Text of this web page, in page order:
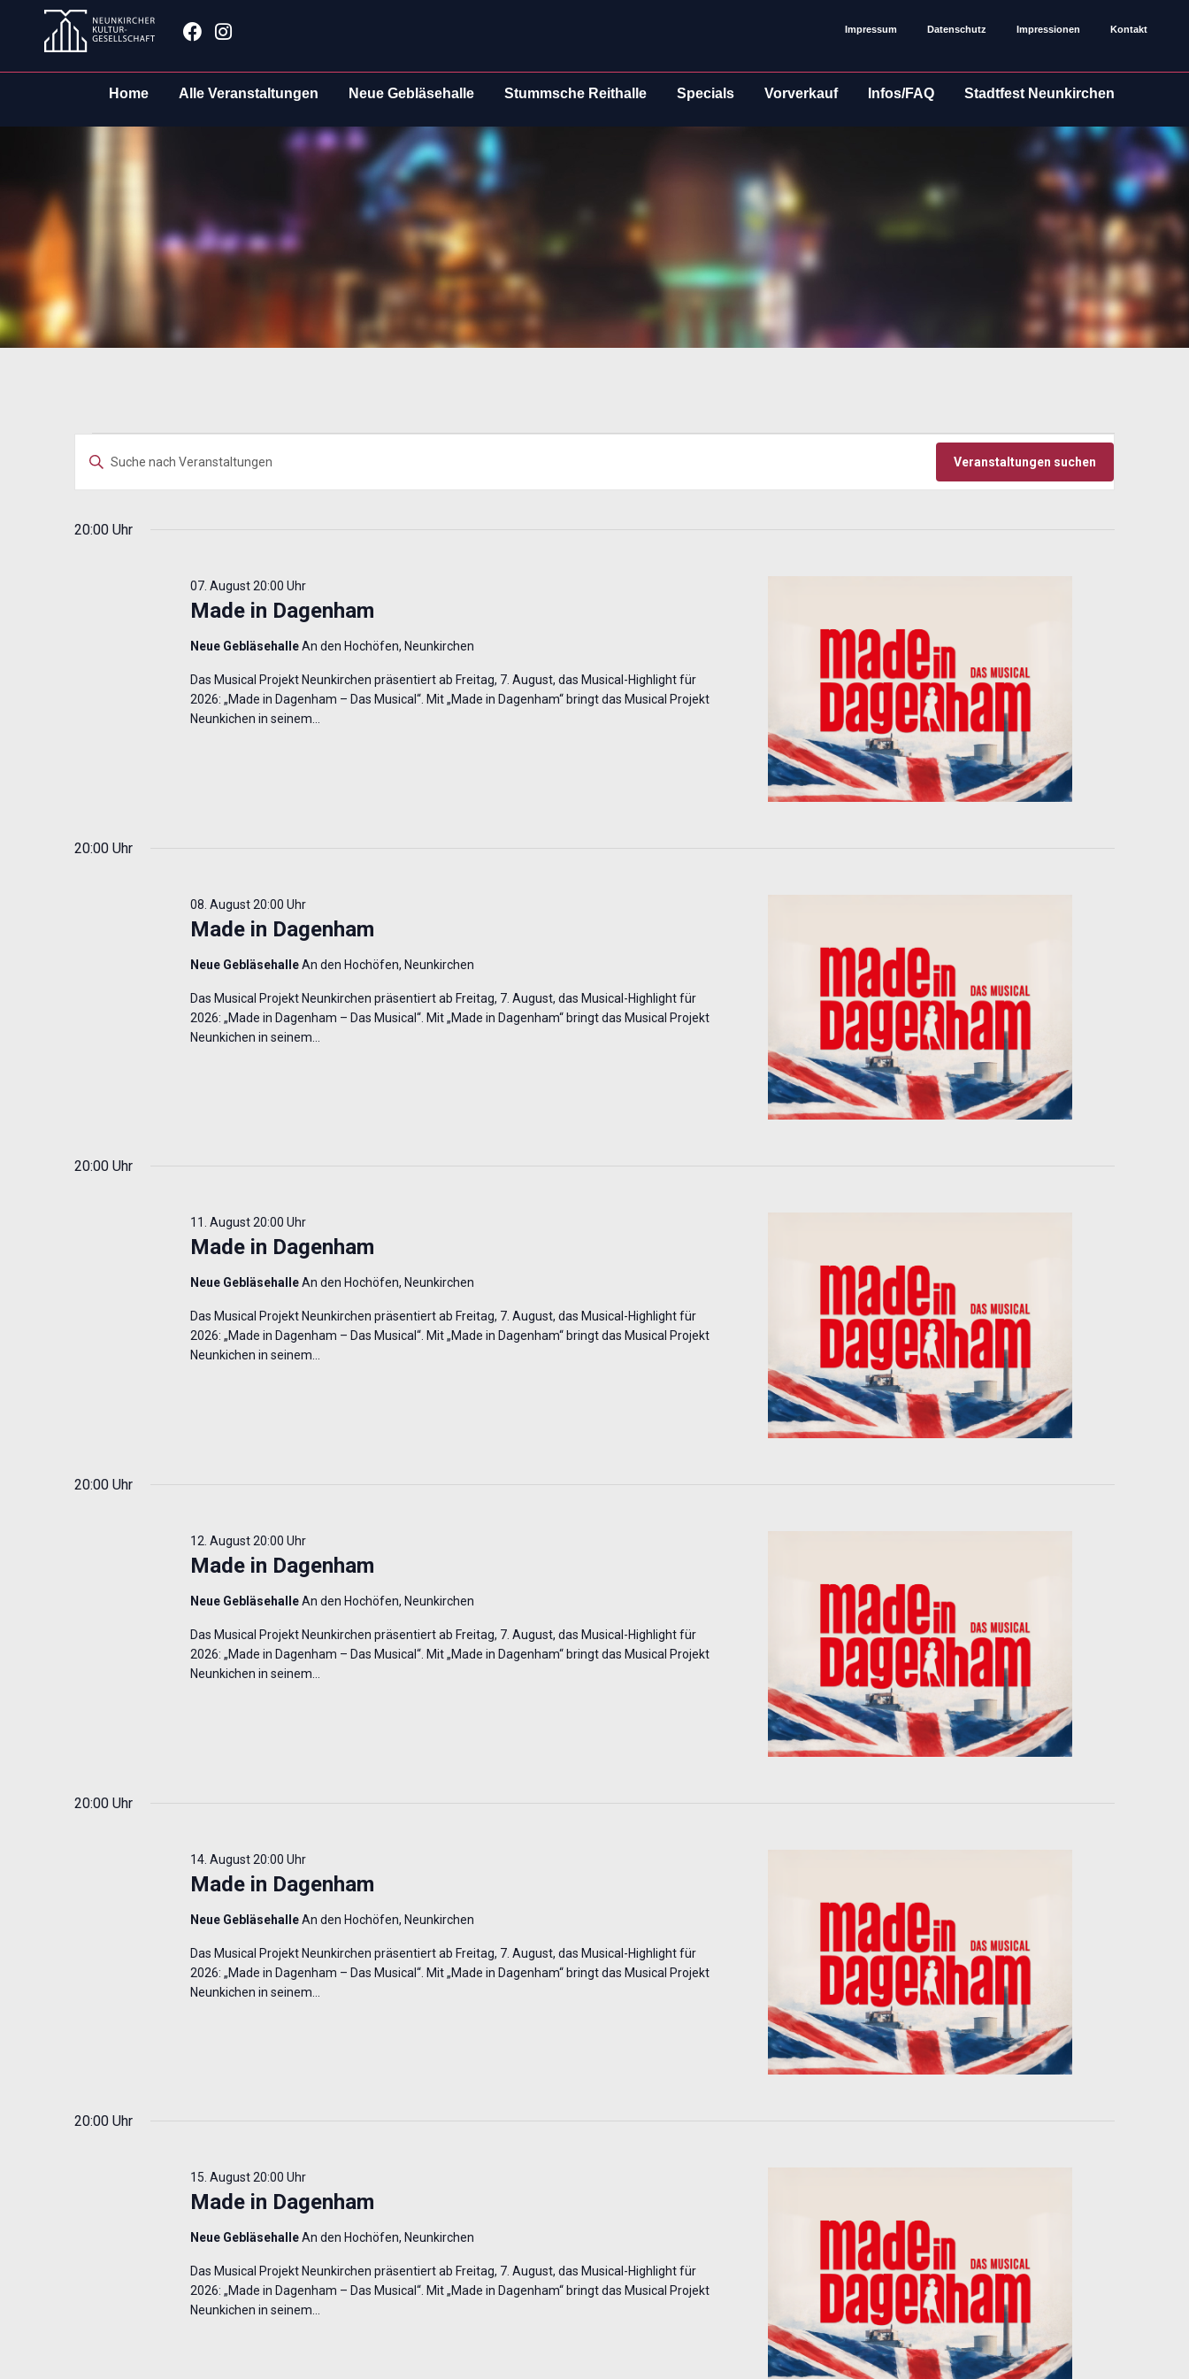
Facebook
Instagram Impressum Datenschutz Impressionen Kontakt
Home Alle Veranstaltungen Neue Gebläsehalle Stummsche Reithalle Specials Vorverkauf Infos/FAQ Stadtfest Neunkirchen
für
07.
2026
Suche
und
Bitte
Suche
Veranstaltungen suchen
Navigation
20:00 Uhr
Made in Dagenham
07. August 20:00 Uhr
Neue GebläsehalleAn den Hochöfen, Neunkirchen
Das Musical Projekt Neunkirchen präsentiert ab Freitag, 7. August, das Musical-Highlight für
2026: „Made in Dagenham – Das Musical“. Mit „Made in Dagenham“ bringt das Musical Projekt
Neunkichen in seinem…
20:00 Uhr
Made in Dagenham
08. August 20:00 Uhr
Neue GebläsehalleAn den Hochöfen, Neunkirchen
Das Musical Projekt Neunkirchen präsentiert ab Freitag, 7. August, das Musical-Highlight für
2026: „Made in Dagenham – Das Musical“. Mit „Made in Dagenham“ bringt das Musical Projekt
Neunkichen in seinem…
20:00 Uhr
Made in Dagenham
11. August 20:00 Uhr
Neue GebläsehalleAn den Hochöfen, Neunkirchen
Das Musical Projekt Neunkirchen präsentiert ab Freitag, 7. August, das Musical-Highlight für
2026: „Made in Dagenham – Das Musical“. Mit „Made in Dagenham“ bringt das Musical Projekt
Neunkichen in seinem…
20:00 Uhr
Made in Dagenham
12. August 20:00 Uhr
Neue GebläsehalleAn den Hochöfen, Neunkirchen
Das Musical Projekt Neunkirchen präsentiert ab Freitag, 7. August, das Musical-Highlight für
2026: „Made in Dagenham – Das Musical“. Mit „Made in Dagenham“ bringt das Musical Projekt
Neunkichen in seinem…
20:00 Uhr
Made in Dagenham
14. August 20:00 Uhr
Neue GebläsehalleAn den Hochöfen, Neunkirchen
Das Musical Projekt Neunkirchen präsentiert ab Freitag, 7. August, das Musical-Highlight für
2026: „Made in Dagenham – Das Musical“. Mit „Made in Dagenham“ bringt das Musical Projekt
Neunkichen in seinem…
20:00 Uhr
Made in Dagenham
15. August 20:00 Uhr
Neue GebläsehalleAn den Hochöfen, Neunkirchen
Das Musical Projekt Neunkirchen präsentiert ab Freitag, 7. August, das Musical-Highlight für
2026: „Made in Dagenham – Das Musical“. Mit „Made in Dagenham“ bringt das Musical Projekt
Neunkichen in seinem…